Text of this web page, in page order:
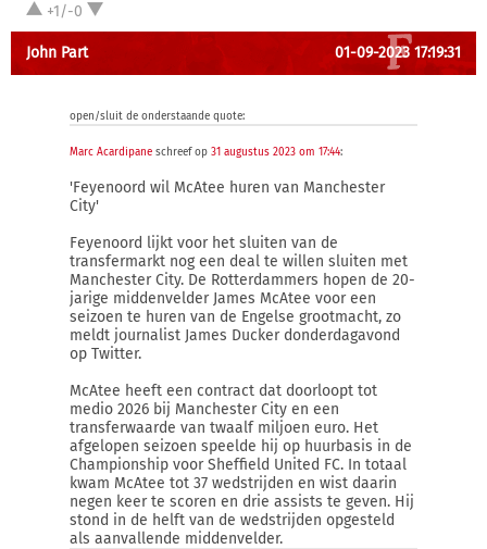
+1/-0
John Part 01-09-2023 17:19:31
open/sluit de onderstaande quote:
Marc Acardipane schreef op 31 augustus 2023 om 17:44:
'Feyenoord wil McAtee huren van Manchester
City'
Feyenoord lijkt voor het sluiten van de
transfermarkt nog een deal te willen sluiten met
Manchester City. De Rotterdammers hopen de 20-
jarige middenvelder James McAtee voor een
seizoen te huren van de Engelse grootmacht, zo
meldt journalist James Ducker donderdagavond
op Twitter.
McAtee heeft een contract dat doorloopt tot
medio 2026 bij Manchester City en een
transferwaarde van twaalf miljoen euro. Het
afgelopen seizoen speelde hij op huurbasis in de
Championship voor Sheffield United FC. In totaal
kwam McAtee tot 37 wedstrijden en wist daarin
negen keer te scoren en drie assists te geven. Hij
stond in de helft van de wedstrijden opgesteld
als aanvallende middenvelder.